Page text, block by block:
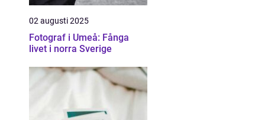
02 augusti 2025
Fotograf i Umeå: Fånga
livet i norra Sverige